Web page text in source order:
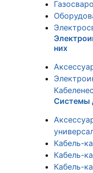
них
Системы
Кабель-
Кабель-
Кабель-